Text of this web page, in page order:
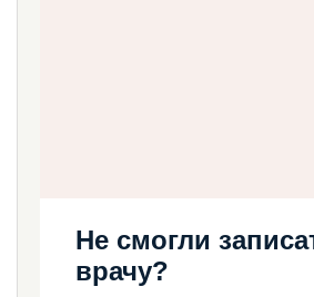
Не смогли
врачу?